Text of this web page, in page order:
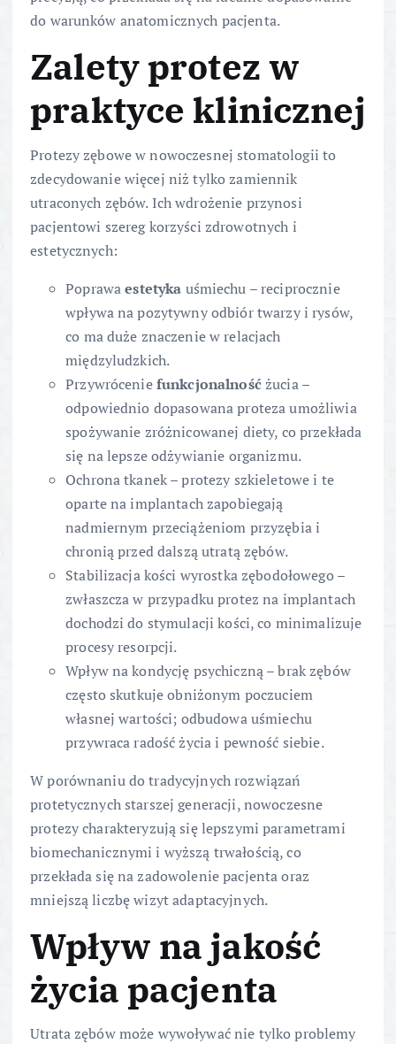
do warunków anatomicznych pacjenta.
Zalety protez w
praktyce klinicznej
Protezy zębowe w nowoczesnej stomatologii to
zdecydowanie więcej niż tylko zamiennik
utraconych zębów. Ich wdrożenie przynosi
pacjentowi szereg korzyści zdrowotnych i
estetycznych:
Poprawaestetyka uśmiechu – reciprocznie
wpływa na pozytywny odbiór twarzy i rysów,
co ma duże znaczenie w relacjach
międzyludzkich.
Przywróceniefunkcjonalność żucia –
odpowiednio dopasowana proteza umożliwia
spożywanie zróżnicowanej diety, co przekłada
się na lepsze odżywianie organizmu.
Ochrona tkanek – protezy szkieletowe i te
oparte na implantach zapobiegają
nadmiernym przeciążeniom przyzębia i
chronią przed dalszą utratą zębów.
Stabilizacja kości wyrostka zębodołowego –
zwłaszcza w przypadku protez na implantach
dochodzi do stymulacji kości, co minimalizuje
procesy resorpcji.
Wpływ na kondycję psychiczną – brak zębów
często skutkuje obniżonym poczuciem
własnej wartości; odbudowa uśmiechu
przywraca radość życia i pewność siebie.
W porównaniu do tradycyjnych rozwiązań
protetycznych starszej generacji, nowoczesne
protezy charakteryzują się lepszymi parametrami
biomechanicznymi i wyższą trwałością, co
przekłada się na zadowolenie pacjenta oraz
mniejszą liczbę wizyt adaptacyjnych.
Wpływ na jakość
życia pacjenta
Utrata zębów może wywoływać nie tylko problemy